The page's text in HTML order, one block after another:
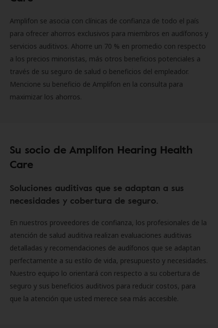
Amplifon se asocia con clínicas de confianza de todo el país
para ofrecer ahorros exclusivos para miembros en audífonos y
servicios auditivos. Ahorre un 70 % en promedio con respecto
a los precios minoristas, más otros beneficios potenciales a
través de su seguro de salud o beneficios del empleador.
Mencione su beneficio de Amplifon en la consulta para
maximizar los ahorros.
Su socio de Amplifon Hearing Health
Care
Soluciones auditivas que se adaptan a sus
necesidades y cobertura de seguro.
En nuestros proveedores de confianza, los profesionales de la
atención de salud auditiva realizan evaluaciones auditivas
detalladas y recomendaciones de audífonos que se adaptan
perfectamente a su estilo de vida, presupuesto y necesidades.
Nuestro equipo lo orientará con respecto a su cobertura de
seguro y sus beneficios auditivos para reducir costos, para
que la atención que usted merece sea más accesible.